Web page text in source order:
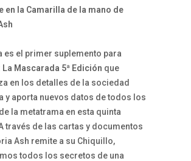
en la Camarilla de la mano de
es el primer suplemento para
Mascarada 5ª Edición que
en los detalles de la sociedad
y aporta nuevos datos de todos los
la metatrama en esta quinta
través de las cartas y documentos
Ash remite a su Chiquillo,
todos los secretos de una